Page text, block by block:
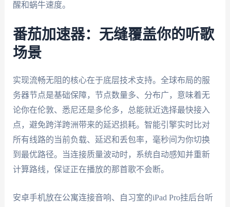
醒和蜗牛速度。
番茄加速器：无缝覆盖你的听歌
场景
实现流畅无阻的核心在于底层技术支持。全球布局的服
务器节点是基础保障，节点数量多、分布广，意味着无
论你在伦敦、悉尼还是多伦多，总能就近选择最快接入
点，避免跨洋跨洲带来的延迟损耗。智能引擎实时比对
所有线路的当前负载、延迟和丢包率，毫秒间为你切换
到最优路径。当连接质量波动时，系统自动感知并重新
计算路线，保证正在播放的那首歌不会断。
安卓手机放在公寓连接音响、自习室的iPad Pro挂后台听